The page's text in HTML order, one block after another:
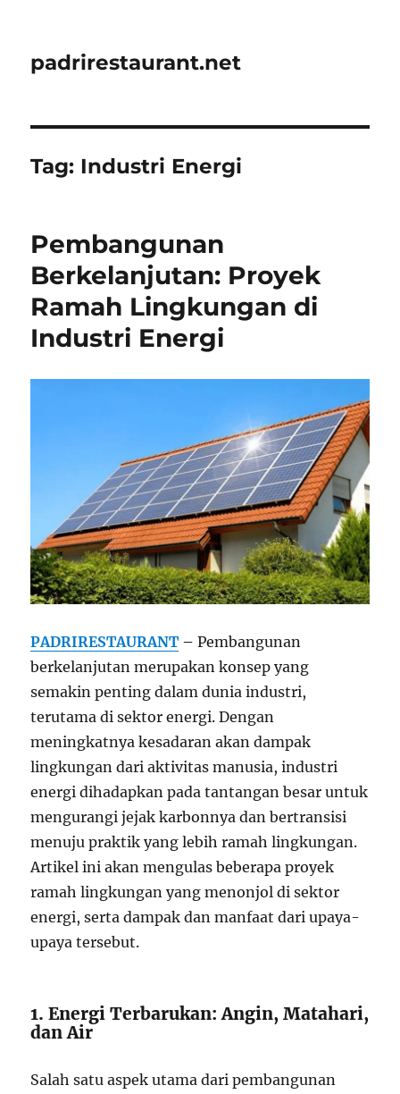
padrirestaurant.net
Tag: Industri Energi
Pembangunan
Berkelanjutan: Proyek
Ramah Lingkungan di
Industri Energi
PADRIRESTAURANT –Pembangunan
berkelanjutan merupakan konsep yang
semakin penting dalam dunia industri,
terutama di sektor energi. Dengan
meningkatnya kesadaran akan dampak
lingkungan dari aktivitas manusia, industri
energi dihadapkan pada tantangan besar untuk
mengurangi jejak karbonnya dan bertransisi
menuju praktik yang lebih ramah lingkungan.
Artikel ini akan mengulas beberapa proyek
ramah lingkungan yang menonjol di sektor
energi, serta dampak dan manfaat dari upaya-
upaya tersebut.
1. Energi Terbarukan: Angin, Matahari,
dan Air
Salah satu aspek utama dari pembangunan